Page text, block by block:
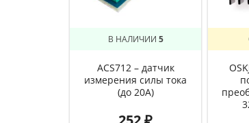
В НАЛИЧИИ 5
ACS712 – датчик
измерения силы тока
(до 20А)